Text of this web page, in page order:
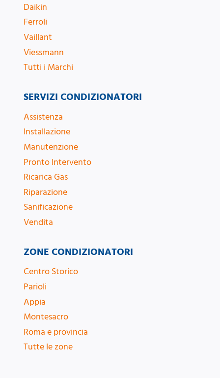
Daikin
Ferroli
Vaillant
Viessmann
Tutti i Marchi
ZONE CONDIZIONATORI
Centro Storico
Parioli
Appia
Montesacro
Roma e provincia
Tutte le zone
SERVIZI CONDIZIONATORI
Assistenza
Installazione
Manutenzione
Pronto Intervento
Ricarica Gas
Riparazione
Sanificazione
Vendita